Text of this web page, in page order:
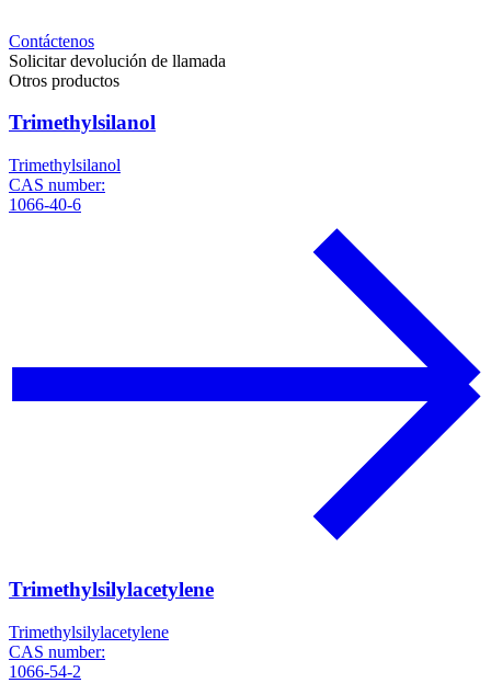
Contáctenos
Solicitar devolución de llamada
Otros productos
Trimethylsilanol
Trimethylsilanol
CAS number:
1066-40-6
Trimethylsilylacetylene
Trimethylsilylacetylene
CAS number:
1066-54-2